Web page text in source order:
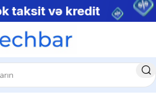
Aksesuar dəsti